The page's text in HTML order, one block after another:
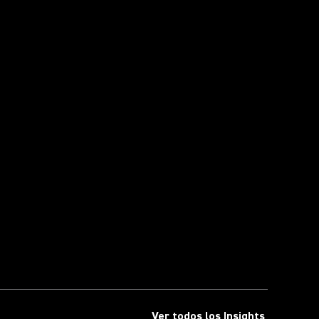
Ver todos los Insights